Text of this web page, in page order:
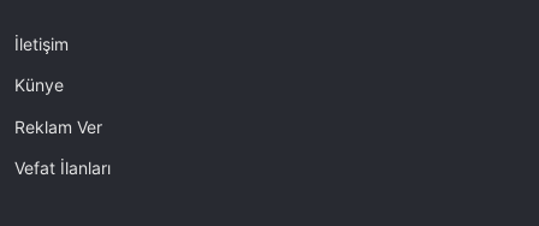
İletişim
Künye
Reklam Ver
Vefat İlanları